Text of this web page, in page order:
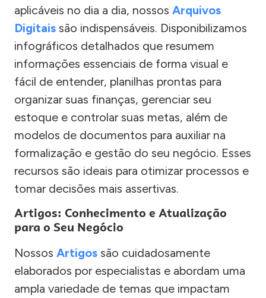
aplicáveis no dia a dia, nossos Arquivos
Digitais são indispensáveis. Disponibilizamos
infográficos detalhados que resumem
informações essenciais de forma visual e
fácil de entender, planilhas prontas para
organizar suas finanças, gerenciar seu
estoque e controlar suas metas, além de
modelos de documentos para auxiliar na
formalização e gestão do seu negócio. Esses
recursos são ideais para otimizar processos e
tomar decisões mais assertivas.
Artigos: Conhecimento e Atualização
para o Seu Negócio
Nossos Artigos são cuidadosamente
elaborados por especialistas e abordam uma
ampla variedade de temas que impactam